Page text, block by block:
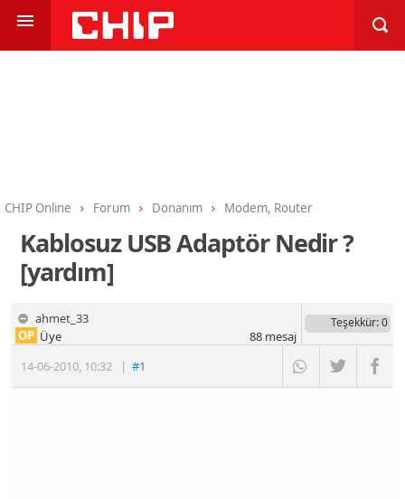
CHIP Online Forum Donanım Modem, Router
Kablosuz USB Adaptör Nedir ?
[yardım]
ahmet_33
14-06-2010, 10:32 |#1
OP Üye
Teşekkür: 0
88mesaj